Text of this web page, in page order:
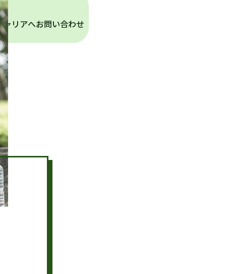
リアへお問い合わせ